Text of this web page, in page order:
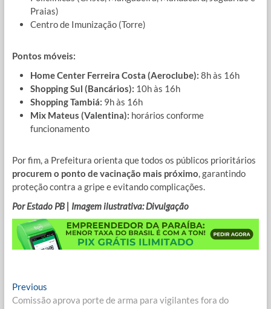
Praias)
Centro de Imunização (Torre)
Pontos móveis:
Home Center Ferreira Costa (Aeroclube): 8h às 16h
Shopping Sul (Bancários): 10h às 16h
Shopping Tambiá: 9h às 16h
Mix Mateus (Valentina): horários conforme
funcionamento
Por fim, a Prefeitura orienta que todos os públicos prioritários
procurem o ponto de vacinação mais próximo, garantindo
proteção contra a gripe e evitando complicações.
Por Estado PB | Imagem ilustrativa: Divulgação
Navegação
PreviousPrevious
post:
Comissão aprova porte de arma para vigilantes fora do